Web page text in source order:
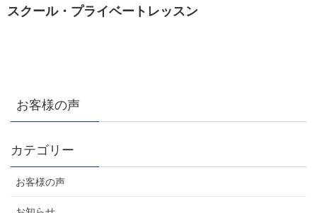
スクール・プライベートレッスン
お客様の声
カテゴリー
お客様の声